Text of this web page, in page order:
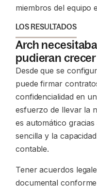
miembros del equipo
LOS RESULTADOS
Arch
pudieran
Desde que se
puede firmar
confidencialidad en
esfuerzo de llevar la
es automático
sencilla y la
contable.
Tener acuerdos
documental